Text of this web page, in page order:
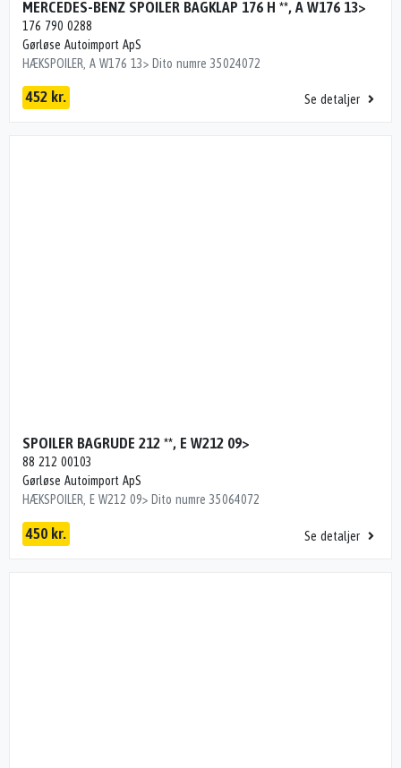
MERCEDES-BENZ SPOILER BAGKLAP 176 H **, A W176 13>
176 790 0288
Gørløse Autoimport ApS
HÆKSPOILER, A W176 13> Dito numre 35024072
452 kr. Se detaljer
SPOILER BAGRUDE 212 **, E W212 09>
88 212 00103
Gørløse Autoimport ApS
HÆKSPOILER, E W212 09> Dito numre 35064072
450 kr. Se detaljer